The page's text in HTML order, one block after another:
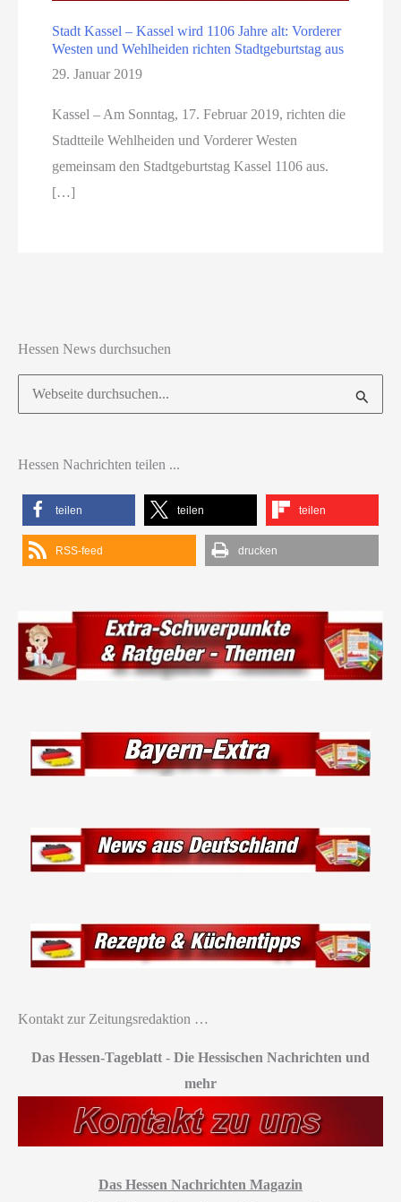
Stadt Kassel – Kassel wird 1106 Jahre alt: Vorderer
Westen und Wehlheiden richten Stadtgeburtstag aus
29. Januar 2019
Kassel – Am Sonntag, 17. Februar 2019, richten die
Stadtteile Wehlheiden und Vorderer Westen
gemeinsam den Stadtgeburtstag Kassel 1106 aus.
[…]
Hessen News durchsuchen
Suchen
nach:
Hessen Nachrichten teilen ...
teilen teilen teilen
RSS-feed drucken
Kontakt zur Zeitungsredaktion …
Das Hessen-Tageblatt - Die Hessischen Nachrichten und
mehr
Das Hessen Nachrichten Magazin